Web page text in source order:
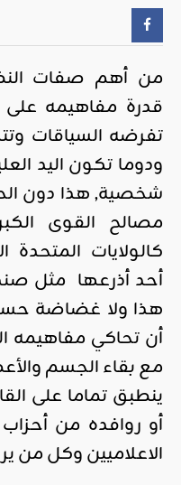
من أهم صفات
قدرة مفاهيمه
تفرضه السياقات
ودوما تكون اليد
شخصية, هذا دون
مصالح القوى
كالولايات المتحدة
أحد أذرعها مثل
هذا ولا غضاضة
أن تحاكي مفاهيمه
مع بقاء الجسم
ينطبق تماما على
أو روافده من
الاعلاميين وكل من